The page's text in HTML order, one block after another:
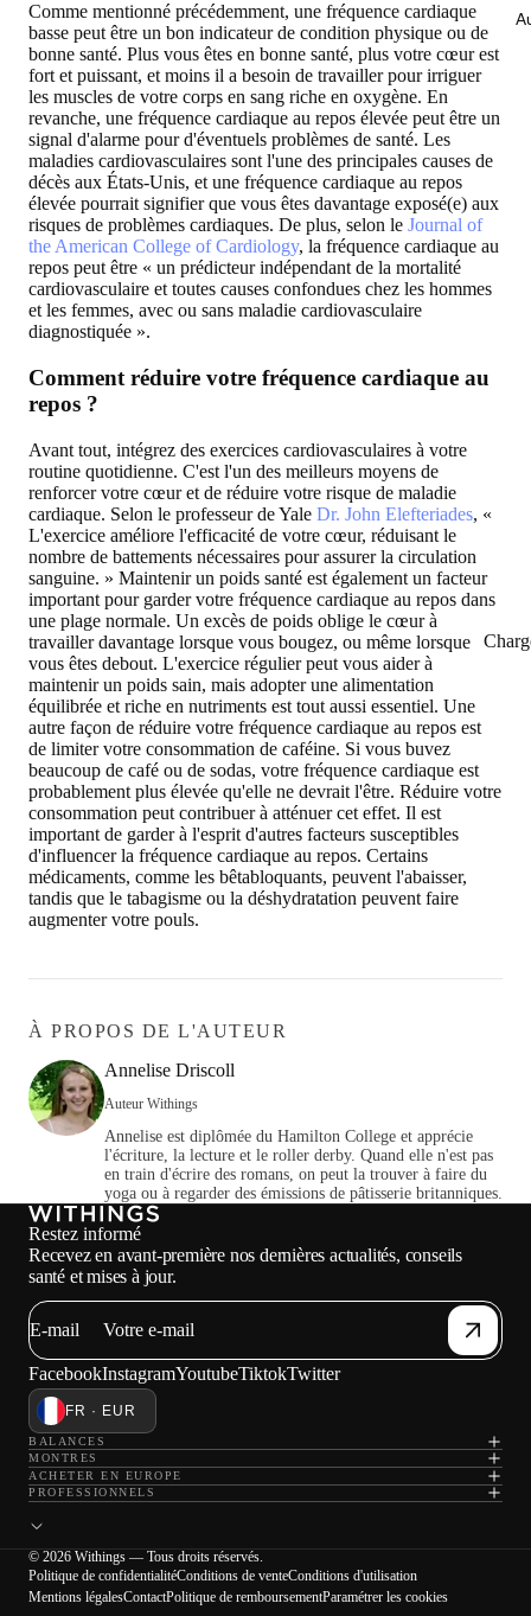
Comme mentionné précédemment, une fréquence cardiaque
basse peut être un bon indicateur de condition physique ou de
bonne santé. Plus vous êtes en bonne santé, plus votre cœur est
fort et puissant, et moins il a besoin de travailler pour irriguer
les muscles de votre corps en sang riche en oxygène. En
revanche, une fréquence cardiaque au repos élevée peut être un
signal d'alarme pour d'éventuels problèmes de santé. Les
maladies cardiovasculaires sont l'une des principales causes de
décès aux États-Unis, et une fréquence cardiaque au repos
élevée pourrait signifier que vous êtes davantage exposé(e) aux
risques de problèmes cardiaques. De plus, selon le Journal of
the American College of Cardiology, la fréquence cardiaque au
repos peut être « un prédicteur indépendant de la mortalité
cardiovasculaire et toutes causes confondues chez les hommes
et les femmes, avec ou sans maladie cardiovasculaire
diagnostiquée ».
Comment réduire votre fréquence cardiaque au
repos ?
Avant tout, intégrez des exercices cardiovasculaires à votre
routine quotidienne. C'est l'un des meilleurs moyens de
renforcer votre cœur et de réduire votre risque de maladie
cardiaque. Selon le professeur de Yale Dr. John Elefteriades, «
L'exercice améliore l'efficacité de votre cœur, réduisant le
nombre de battements nécessaires pour assurer la circulation
sanguine. » Maintenir un poids santé est également un facteur
important pour garder votre fréquence cardiaque au repos dans
une plage normale. Un excès de poids oblige le cœur à
travailler davantage lorsque vous bougez, ou même lorsque
vous êtes debout. L'exercice régulier peut vous aider à
maintenir un poids sain, mais adopter une alimentation
équilibrée et riche en nutriments est tout aussi essentiel. Une
autre façon de réduire votre fréquence cardiaque au repos est
de limiter votre consommation de caféine. Si vous buvez
beaucoup de café ou de sodas, votre fréquence cardiaque est
probablement plus élevée qu'elle ne devrait l'être. Réduire votre
consommation peut contribuer à atténuer cet effet. Il est
important de garder à l'esprit d'autres facteurs susceptibles
d'influencer la fréquence cardiaque au repos. Certains
médicaments, comme les bêtabloquants, peuvent l'abaisser,
tandis que le tabagisme ou la déshydratation peuvent faire
augmenter votre pouls.
À PROPOS DE L'AUTEUR
Annelise Driscoll
Auteur Withings
Annelise est diplômée du Hamilton College et apprécie
l'écriture, la lecture et le roller derby. Quand elle n'est pas
en train d'écrire des romans, on peut la trouver à faire du
yoga ou à regarder des émissions de pâtisserie britanniques.
Restez informé
Recevez en avant-première nos dernières actualités, conseils
santé et mises à jour.
E-mail
FacebookInstagramYoutubeTiktokTwitter
FR · EUR
BALANCES
MONTRES
ACHETER EN EUROPE
PROFESSIONNELS
© 2026 Withings — Tous droits réservés.
Politique de confidentialitéConditions de venteConditions d'utilisation
Mentions légalesContactPolitique de remboursementParamétrer les cookies